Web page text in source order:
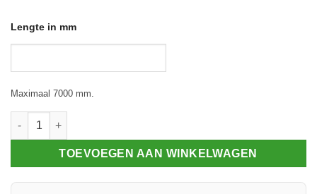
Lengte in mm
Maximaal 7000 mm.
Klemprofiel 80 - 10gr - Glasrubber 2,5 aantal
TOEVOEGEN AAN WINKELWAGEN